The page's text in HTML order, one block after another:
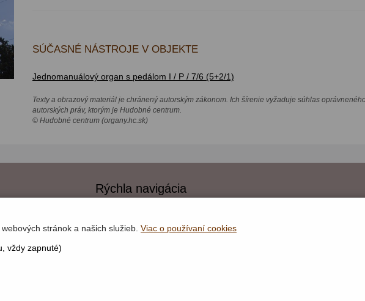
SÚČASNÉ NÁSTROJE V OBJEKTE
Jednomanuálový organ s pedálom I / P / 7/6 (5+2/1)
Texty a obrazový materiál je chránený autorským zákonom. Ich šírenie vyžaduje súhlas
autorských práv, ktorým je Hudobné centrum.
© Hudobné centrum (organy.hc.sk)
Rýchla navigácia
Organy
stránok a našich služieb. Viac o používaní cookies
vždy zapnuté)